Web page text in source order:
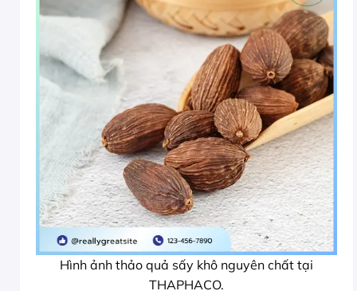
Hình ảnh thảo quả sấy khô nguyên chất tại
THAPHACO.